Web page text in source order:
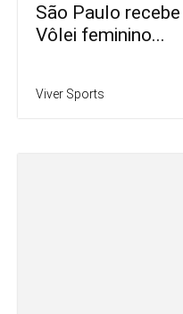
São Paulo
Vôlei feminino...
Viver Sports